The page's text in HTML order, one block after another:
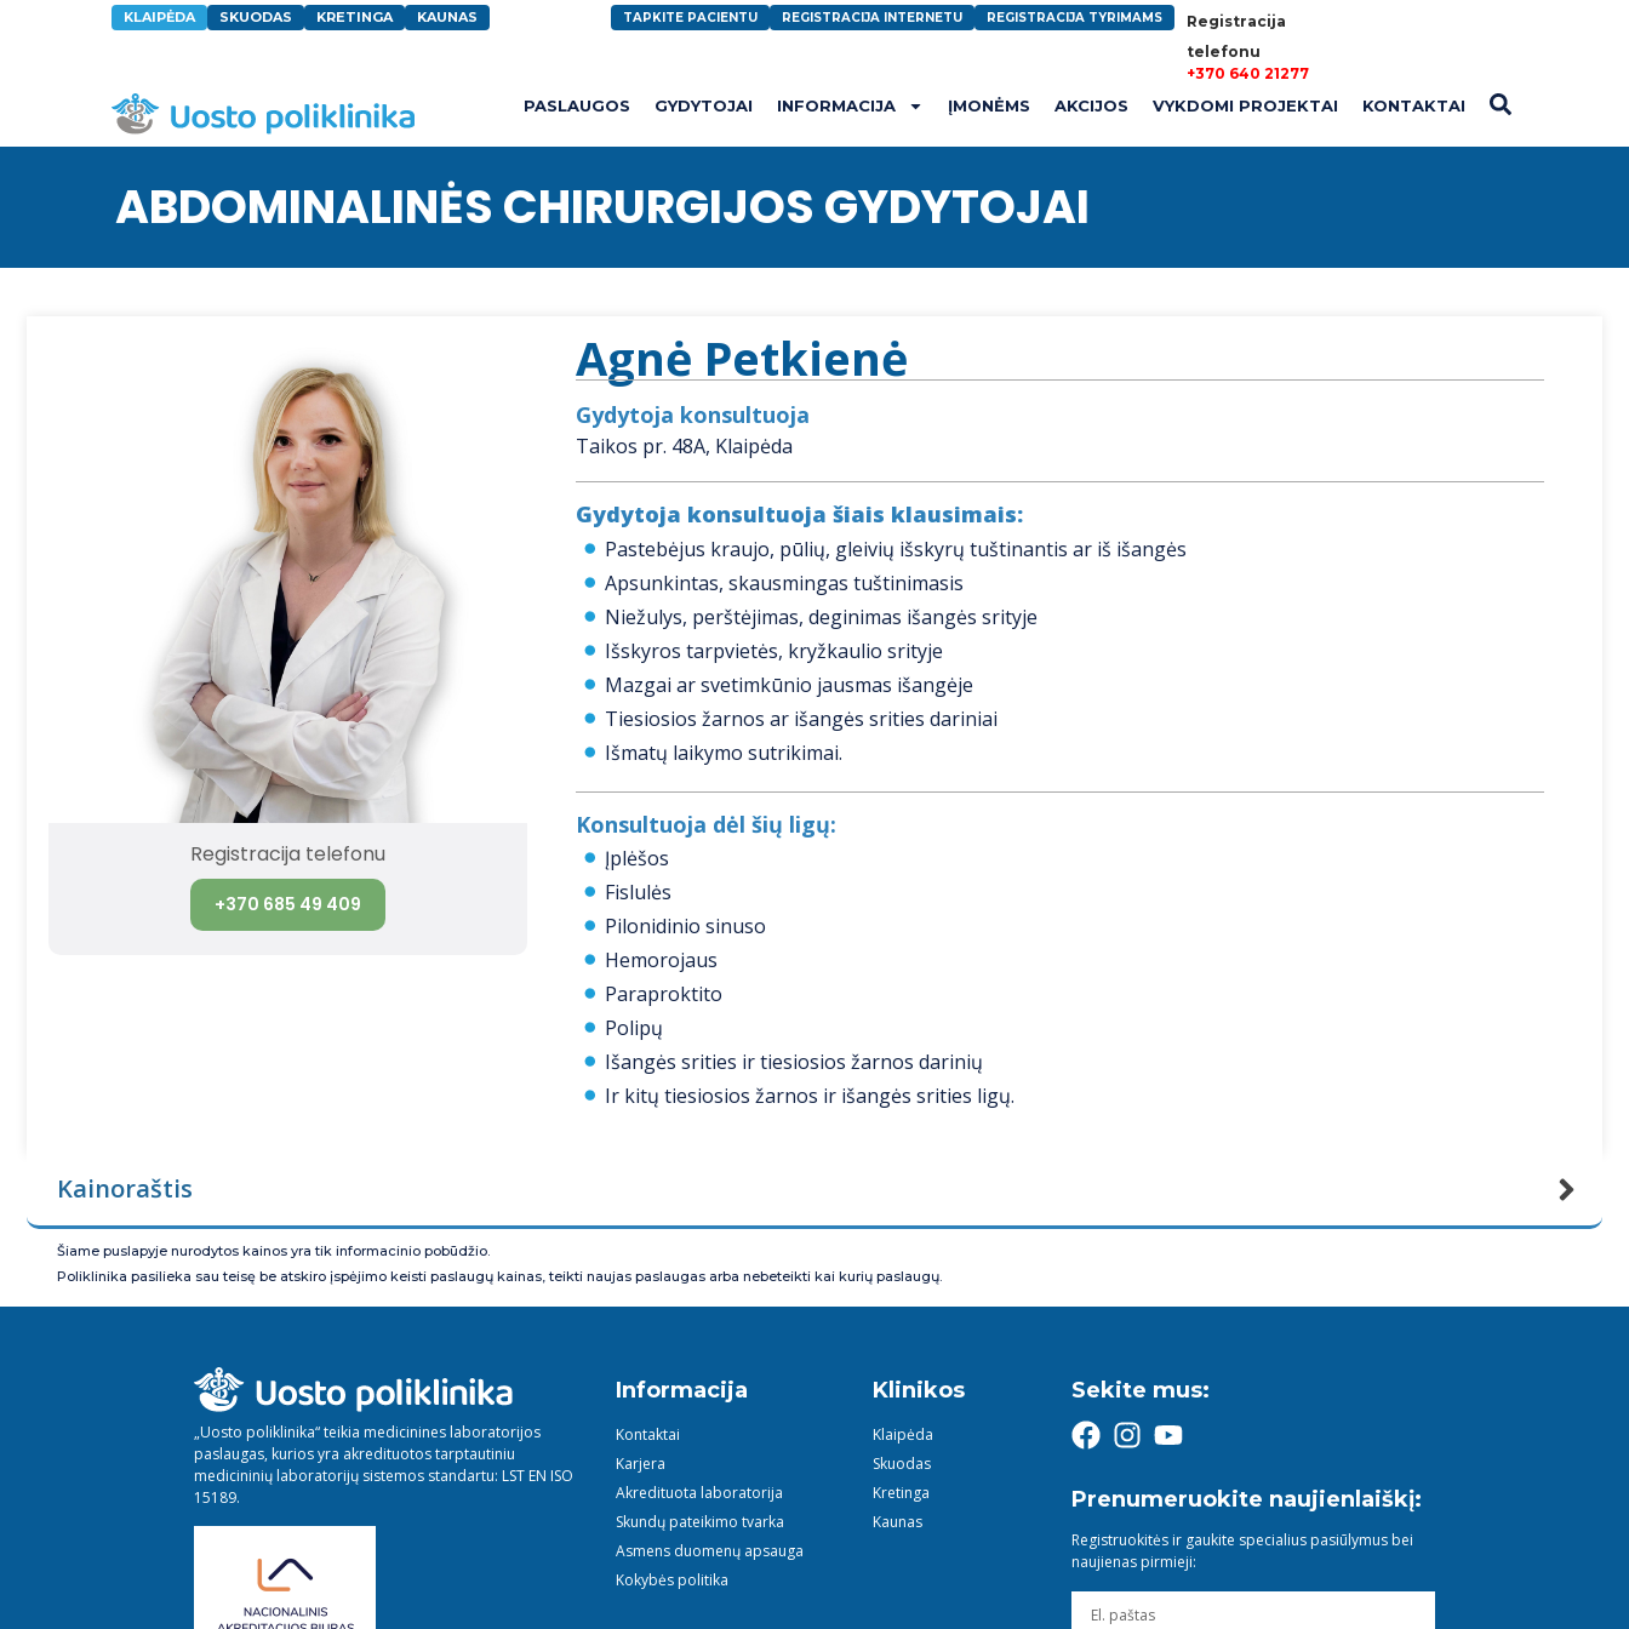
KLAIPĖDA SKUODAS KRETINGA KAUNAS TAPKITE PACIENTU REGISTRACIJA INTERNETU REGISTRACIJA TYRIMAMS
Registracija
telefonu
+370 640 21277
PASLAUGOS GYDYTOJAI INFORMACIJA ĮMONĖMS AKCIJOS VYKDOMI PROJEKTAI KONTAKTAI
ABDOMINALINĖS CHIRURGIJOS GYDYTOJAI
Registracija telefonu
+370 685 49 409
Agnė Petkienė
Gydytoja konsultuoja
Taikos pr. 48A, Klaipėda
Gydytoja konsultuoja šiais klausimais:
Pastebėjus kraujo, pūlių, gleivių išskyrų tuštinantis ar iš išangės
Apsunkintas, skausmingas tuštinimasis
Niežulys, perštėjimas, deginimas išangės srityje
Išskyros tarpvietės, kryžkaulio srityje
Mazgai ar svetimkūnio jausmas išangėje
Tiesiosios žarnos ar išangės srities dariniai
Išmatų laikymo sutrikimai.
Konsultuoja dėl šių ligų:
Įplėšos
Fislulės
Pilonidinio sinuso
Hemorojaus
Paraproktito
Polipų
Išangės srities ir tiesiosios žarnos darinių
Ir kitų tiesiosios žarnos ir išangės srities ligų.
Kainoraštis
Šiame puslapyje nurodytos kainos yra tik informacinio pobūdžio.
Poliklinika pasilieka sau teisę be atskiro įspėjimo keisti paslaugų kainas, teikti naujas paslaugas arba nebeteikti kai kurių paslaugų.
„Uosto poliklinika“ teikia medicinines laboratorijos
paslaugas, kurios yra akredituotos tarptautiniu
medicininių laboratorijų sistemos standartu: LST EN ISO
15189.
Informacija
Kontaktai
Karjera
Akredituota laboratorija
Skundų pateikimo tvarka
Asmens duomenų apsauga
Kokybės politika
Klinikos
Klaipėda
Skuodas
Kretinga
Kaunas
Sekite mus:
Prenumeruokite naujienlaiškį:
Registruokitės ir gaukite specialius pasiūlymus bei
naujienas pirmieji: